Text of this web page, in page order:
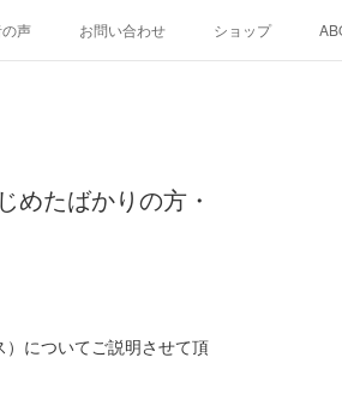
声 お問い合わせ ショップ
めたばかりの方・
についてご説明させて頂